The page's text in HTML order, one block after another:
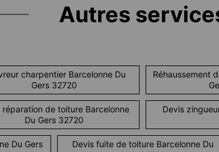
Autres
charpentier Barcelonne Du
Gers 32720
Réhaussement
réparation de toiture Barcelonne
Du Gers 32720
Devis
Du Gers
Devis fuite de toiture Barcelonne Du